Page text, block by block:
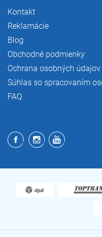
Kontakt
Reklamácie
Blog
Obchodné podmienky
Ochrana osobných údajov
Súhlas so spracovaním
FAQ